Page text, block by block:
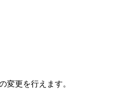
変更を行えます。